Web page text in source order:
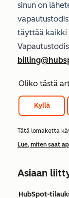
sinun on
täyttää kaikki
Oliko tästä
Kyllä
Tätä lomaketta
Lue, miten saat
Asiaan
HubSpot-